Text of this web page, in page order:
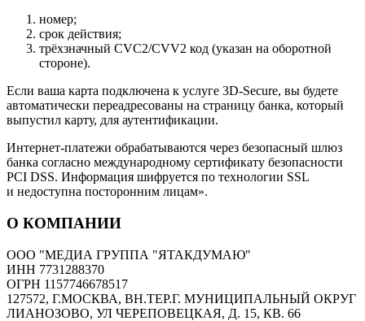
номер;
срок действия;
трёхзначный CVC2/CVV2 код (указан на оборотной
стороне).
Если ваша карта подключена к услуге 3D-Secure, вы будете
автоматически переадресованы на страницу банка, который
выпустил карту, для аутентификации.
Интернет-платежи обрабатываются через безопасный шлюз
банка согласно международному сертификату безопасности
PCI DSS. Информация шифруется по технологии SSL
и недоступна посторонним лицам».
О КОМПАНИИ
ООО "МЕДИА ГРУППА "ЯТАКДУМАЮ"
ИНН 7731288370
ОГРН 1157746678517
127572, Г.МОСКВА, ВН.ТЕР.Г. МУНИЦИПАЛЬНЫЙ ОКРУГ
ЛИАНОЗОВО, УЛ ЧЕРЕПОВЕЦКАЯ, Д. 15, КВ. 66